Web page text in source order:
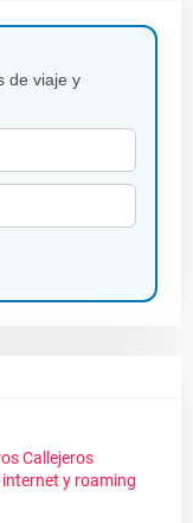
de viaje y
Callejeros
internet y roaming